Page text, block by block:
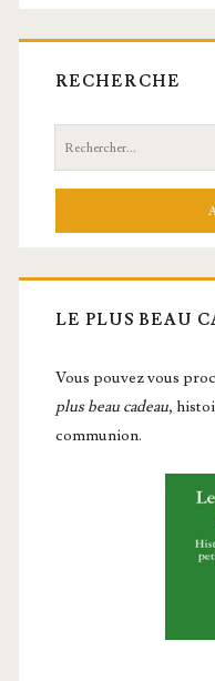
RECHERCHE
Recherche:
LE PLUS BEAU
Vous pou­vez vous
plus beau cadeau,
communion.